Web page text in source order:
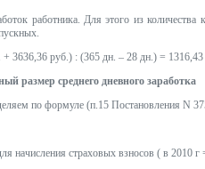
работника. Для этого из
3636,36 руб.) : (365 дн. – 28 дн.) = 1316,43
размер среднего дневного заработка
по формуле (п.15 Постановления N
начисления страховых взносов ( в 2010 г